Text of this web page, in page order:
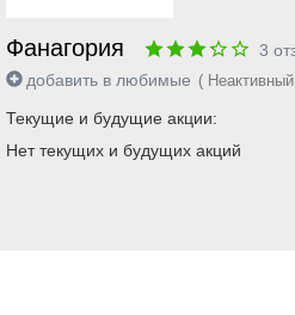
Фанагория 3
добавить в любимые (
Текущие и будущие акции:
Нет текущих и будущих акций